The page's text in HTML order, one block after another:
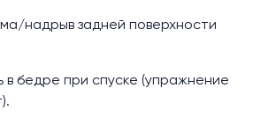
надрыв задней поверхности
в бедре при спуске (упражнение